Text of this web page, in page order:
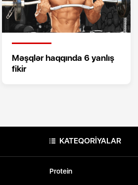
Məşqlər haqqında 6 yanlış
fikir
KATEQORİYALAR
Protein